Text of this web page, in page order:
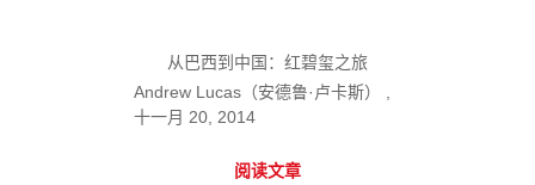
从巴西到中国：红碧玺之旅
Andrew Lucas（安德鲁·卢卡斯） ,
十一月 20, 2014
阅读文章